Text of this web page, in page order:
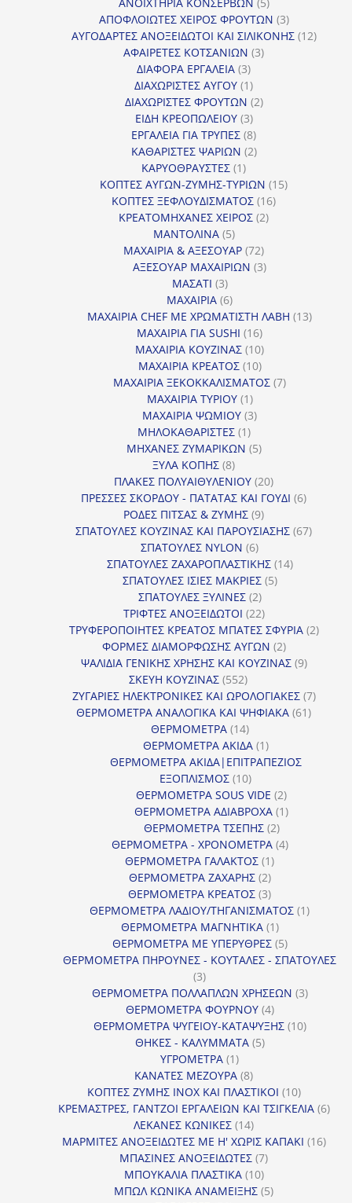
προϊόντα
ΑΠΟΦΛΟΙΩΤΕΣ ΧΕΙΡΟΣ ΦΡΟΥΤΩΝ 33
προϊόντα
ΑΥΓΟΔΑΡΤΕΣ ΑΝΟΞΕΙΔΩΤΟΙ ΚΑΙ ΣΙΛΙΚΟΝΗΣ 1212
ΑΦΑΙΡΕΤΕΣ ΚΟΤΣΑΝΙΩΝ 33
ΔΙΑΦΟΡΑ ΕΡΓΑΛΕΙΑ 33
προϊόντα
ΔΙΑΧΩΡΙΣΤΕΣ ΑΥΓΟΥ 11
προϊόν
ΔΙΑΧΩΡΙΣΤΕΣ ΦΡΟΥΤΩΝ 22
ΕΙΔΗ ΚΡΕΟΠΩΛΕΙΟΥ 33
προϊόντα
ΕΡΓΑΛΕΙΑ ΓΙΑ ΤΡΥΠΕΣ 88
προϊόντα
ΚΑΘΑΡΙΣΤΕΣ ΨΑΡΙΩΝ 22
ΚΑΡΥΟΘΡΑΥΣΤΕΣ 11
προϊόν
ΚΟΠΤΕΣ ΑΥΓΩΝ-ΖΥΜΗΣ-ΤΥΡΙΩΝ 1515
ΚΟΠΤΕΣ ΞΕΦΛΟΥΔΙΣΜΑΤΟΣ 1616
ΚΡΕΑΤΟΜΗΧΑΝΕΣ ΧΕΙΡΟΣ 22
ΜΑΝΤΟΛΙΝΑ 55
προϊόντα
ΜΑΧΑΙΡΙΑ & ΑΞΕΣΟΥΑΡ 7272
προϊόντα
ΑΞΕΣΟΥΑΡ ΜΑΧΑΙΡΙΩΝ 33
ΜΑΣΑΤΙ 33
προϊόντα
ΜΑΧΑΙΡΙΑ 66
προϊόντα
ΜΑΧΑΙΡΙΑ CHEF ΜΕ ΧΡΩΜΑΤΙΣΤΗ ΛΑΒΗ 1313
ΜΑΧΑΙΡΙΑ ΓΙΑ SUSHI 1616
προϊόντα
ΜΑΧΑΙΡΙΑ ΚΟΥΖΙΝΑΣ 1010
προϊόντα
ΜΑΧΑΙΡΙΑ ΚΡΕΑΤΟΣ 1010
προϊόντα
ΜΑΧΑΙΡΙΑ ΞΕΚΟΚΚΑΛΙΣΜΑΤΟΣ 77
ΜΑΧΑΙΡΙΑ ΤΥΡΙΟΥ 11
προϊόν
ΜΑΧΑΙΡΙΑ ΨΩΜΙΟΥ 33
ΜΗΛΟΚΑΘΑΡΙΣΤΕΣ 11
προϊόν
ΜΗΧΑΝΕΣ ΖΥΜΑΡΙΚΩΝ 55
ΞΥΛΑ ΚΟΠΗΣ 88
προϊόντα
ΠΛΑΚΕΣ ΠΟΛΥΑΙΘΥΛΕΝΙΟΥ 2020
προϊόντα
ΠΡΕΣΣΕΣ ΣΚΟΡΔΟΥ - ΠΑΤΑΤΑΣ ΚΑΙ ΓΟΥΔΙ 66
ΡΟΔΕΣ ΠΙΤΣΑΣ & ΖΥΜΗΣ 99
προϊόντα
ΣΠΑΤΟΥΛΕΣ ΚΟΥΖΙΝΑΣ ΚΑΙ ΠΑΡΟΥΣΙΑΣΗΣ 6767
ΣΠΑΤΟΥΛΕΣ NYLON 66
προϊόντα
ΣΠΑΤΟΥΛΕΣ ΖΑΧΑΡΟΠΛΑΣΤΙΚΗΣ 1414
ΣΠΑΤΟΥΛΕΣ ΙΣΙΕΣ ΜΑΚΡΙΕΣ 55
ΣΠΑΤΟΥΛΕΣ ΞΥΛΙΝΕΣ 22
προϊόντα
ΤΡΙΦΤΕΣ ΑΝΟΞΕΙΔΩΤΟΙ 2222
προϊόντα
ΤΡΥΦΕΡΟΠΟΙΗΤΕΣ ΚΡΕΑΤΟΣ ΜΠΑΤΕΣ ΣΦΥΡΙΑ 22
ΦΟΡΜΕΣ ΔΙΑΜΟΡΦΩΣΗΣ ΑΥΓΩΝ 22
προϊόντα
ΨΑΛΙΔΙΑ ΓΕΝΙΚΗΣ ΧΡΗΣΗΣ ΚΑΙ ΚΟΥΖΙΝΑΣ 99
ΣΚΕΥΗ ΚΟΥΖΙΝΑΣ 552552
προϊόντα
ΖΥΓΑΡΙΕΣ ΗΛΕΚΤΡΟΝΙΚΕΣ ΚΑΙ ΩΡΟΛΟΓΙΑΚΕΣ 77
ΘΕΡΜΟΜΕΤΡΑ ΑΝΑΛΟΓΙΚΑ ΚΑΙ ΨΗΦΙΑΚΑ 6161
ΘΕΡΜΟΜΕΤΡΑ 1414
προϊόντα
ΘΕΡΜΟΜΕΤΡΑ ΑΚΙΔΑ 11
προϊόν
ΘΕΡΜΟΜΕΤΡΑ ΑΚΙΔΑ|ΕΠΙΤΡΑΠΕΖΙΟΣ
ΕΞΟΠΛΙΣΜΟΣ 1010
προϊόντα
ΘΕΡΜΟΜΕΤΡΑ SOUS VIDE 22
προϊόντα
ΘΕΡΜΟΜΕΤΡΑ ΑΔΙΑΒΡΟΧΑ 11
ΘΕΡΜΟΜΕΤΡΑ ΤΣΕΠΗΣ 22
προϊόντα
ΘΕΡΜΟΜΕΤΡΑ - ΧΡΟΝΟΜΕΤΡΑ 44
ΘΕΡΜΟΜΕΤΡΑ ΓΑΛΑΚΤΟΣ 11
προϊόν
ΘΕΡΜΟΜΕΤΡΑ ΖΑΧΑΡΗΣ 22
προϊόντα
ΘΕΡΜΟΜΕΤΡΑ ΚΡΕΑΤΟΣ 33
προϊόντα
ΘΕΡΜΟΜΕΤΡΑ ΛΑΔΙΟΥ/ΤΗΓΑΝΙΣΜΑΤΟΣ 11
ΘΕΡΜΟΜΕΤΡΑ ΜΑΓΝΗΤΙΚΑ 11
προϊόν
ΘΕΡΜΟΜΕΤΡΑ ΜΕ ΥΠΕΡΥΘΡΕΣ 55
προϊόντα
ΘΕΡΜΟΜΕΤΡΑ ΠΗΡΟΥΝΕΣ - ΚΟΥΤΑΛΕΣ - ΣΠΑΤΟΥΛΕΣ
33
προϊόντα
ΘΕΡΜΟΜΕΤΡΑ ΠΟΛΛΑΠΛΩΝ ΧΡΗΣΕΩΝ 33
ΘΕΡΜΟΜΕΤΡΑ ΦΟΥΡΝΟΥ 44
προϊόντα
ΘΕΡΜΟΜΕΤΡΑ ΨΥΓΕΙΟΥ-ΚΑΤΑΨΥΞΗΣ 1010
ΘΗΚΕΣ - ΚΑΛΥΜΜΑΤΑ 55
ΥΓΡΟΜΕΤΡΑ 11
προϊόν
ΚΑΝΑΤΕΣ ΜΕΖΟΥΡΑ 88
προϊόντα
ΚΟΠΤΕΣ ΖΥΜΗΣ INOX ΚΑΙ ΠΛΑΣΤΙΚΟΙ 1010
προϊόντα
ΚΡΕΜΑΣΤΡΕΣ, ΓΑΝΤΖΟΙ ΕΡΓΑΛΕΙΩΝ ΚΑΙ ΤΣΙΓΚΕΛΙΑ 66
ΛΕΚΑΝΕΣ ΚΩΝΙΚΕΣ 1414
προϊόντα
ΜΑΡΜΙΤΕΣ ΑΝΟΞΕΙΔΩΤΕΣ ΜΕ Η' ΧΩΡΙΣ ΚΑΠΑΚΙ 1616
ΜΠΑΣΙΝΕΣ ΑΝΟΞΕΙΔΩΤΕΣ 77
ΜΠΟΥΚΑΛΙΑ ΠΛΑΣΤΙΚΑ 1010
προϊόντα
ΜΠΩΛ ΚΩΝΙΚΑ ΑΝΑΜΕΙΞΗΣ 55